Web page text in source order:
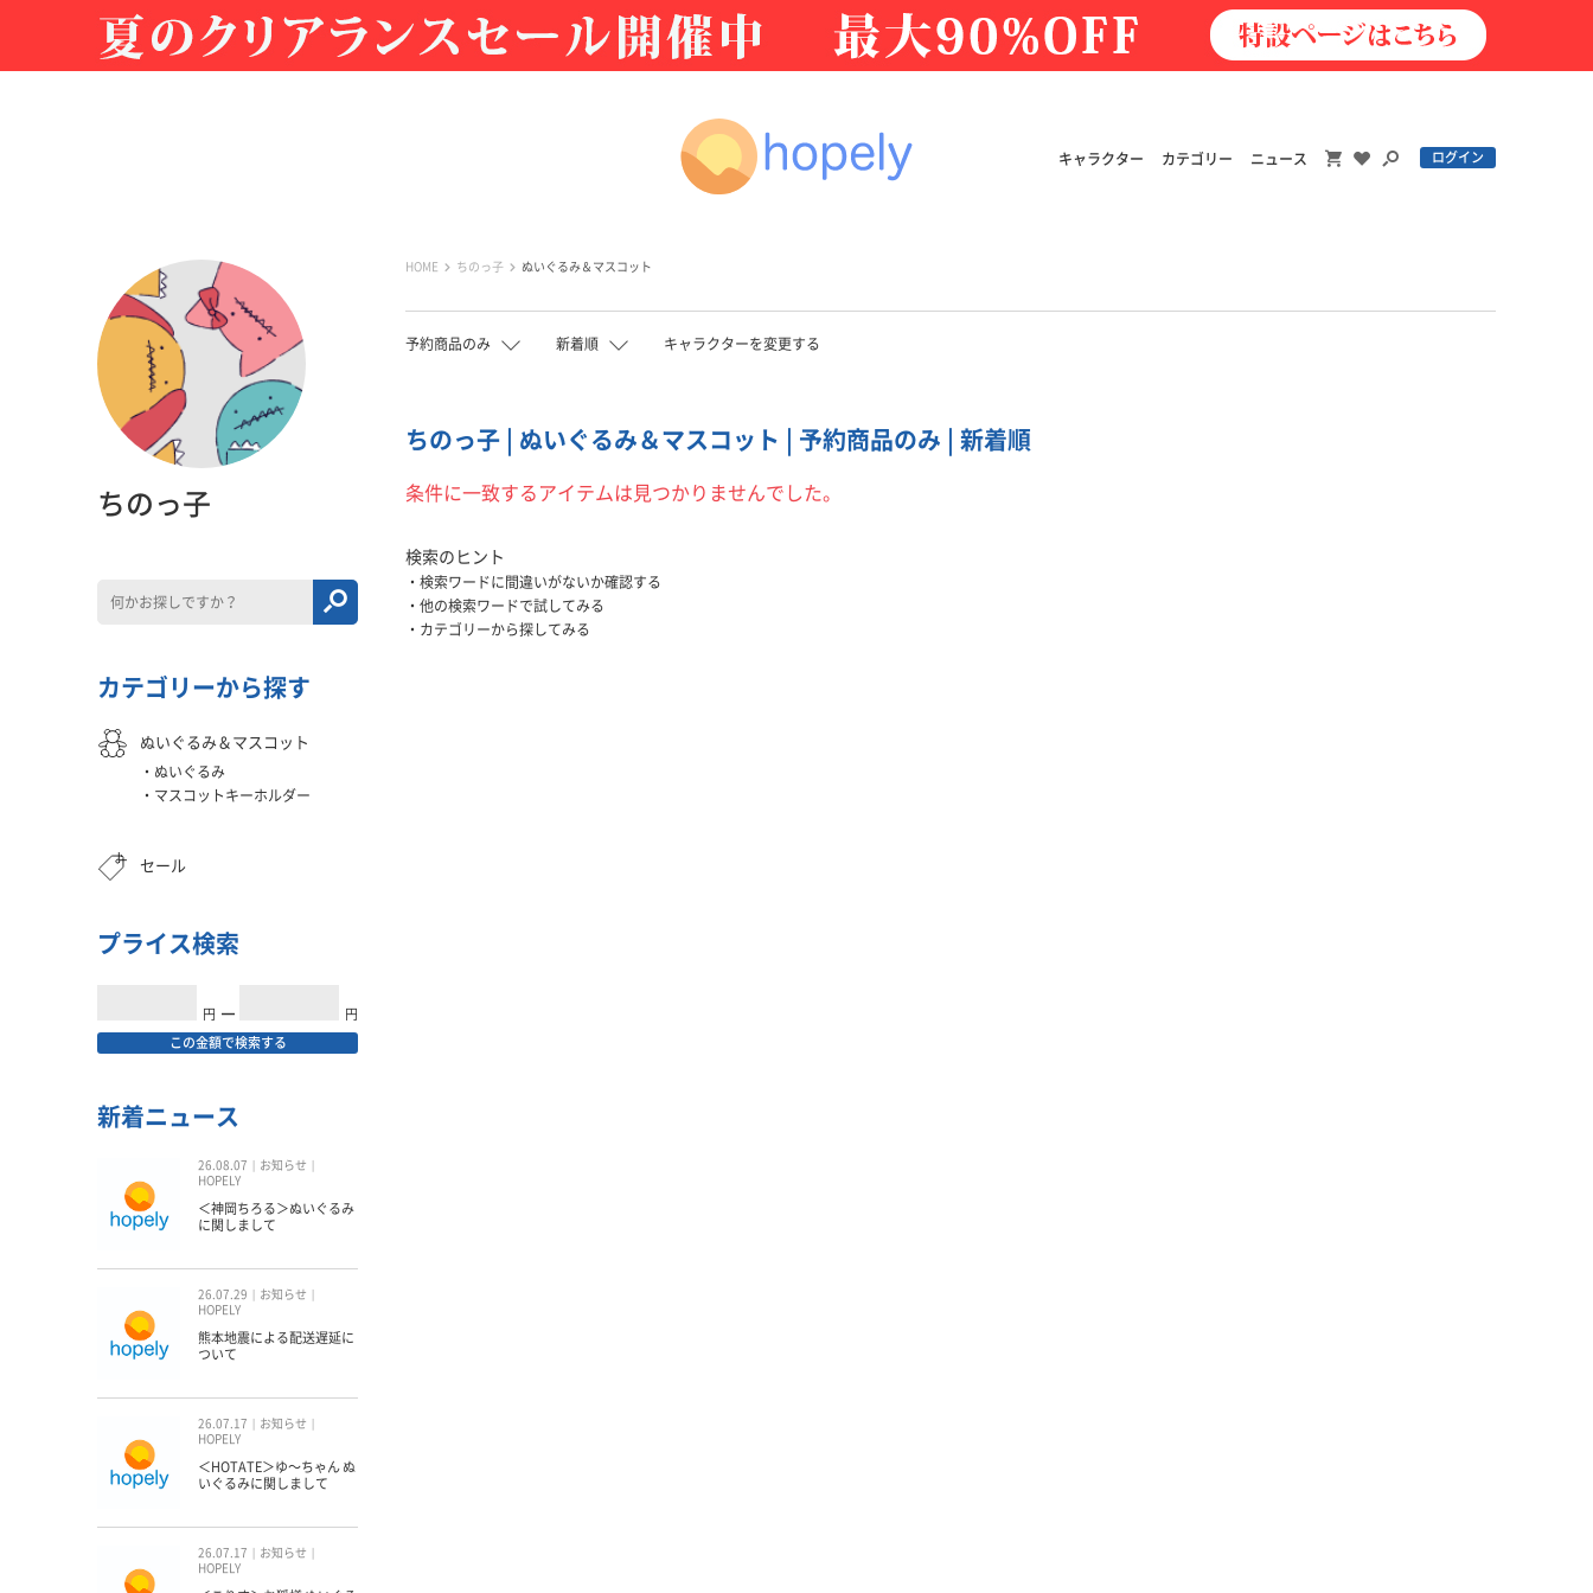
キャラクター カテゴリー ニュース ログイン
HOME ちのっ子 ぬいぐるみ＆マスコット
予約商品のみ 新着順 キャラクターを変更する
ちのっ子 | ぬいぐるみ＆マスコット | 予約商品のみ | 新着順
条件に一致するアイテムは見つかりませんでした。
検索のヒント
検索ワードに間違いがないか確認する
他の検索ワードで試してみる
カテゴリーから探してみる
ちのっ子
カテゴリーから探す
ぬいぐるみ＆マスコット
ぬいぐるみ
マスコットキーホルダー
セール
プライス検索
円 ━ 円
この金額で検索する
新着ニュース
26.08.07
お知らせ
HOPELY
＜神岡ちろる＞ぬいぐるみ
に関しまして
26.07.29
お知らせ
HOPELY
熊本地震による配送遅延に
ついて
26.07.17
お知らせ
HOPELY
＜HOTATE＞ゆ〜ちゃん ぬ
いぐるみに関しまして
26.07.17
お知らせ
HOPELY